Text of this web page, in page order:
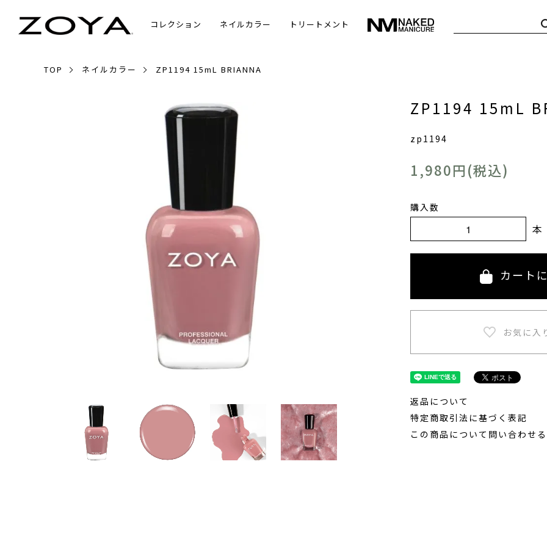
コレクション ネイルカラー トリートメント
TOP ネイルカラー ZP1194 15mL BRIANNA
ZP1194 15mL
zp1194
1,980円(税込)
購入数
本
カート
返品について
特定商取引法に基づく表記
この商品について問い合わせる